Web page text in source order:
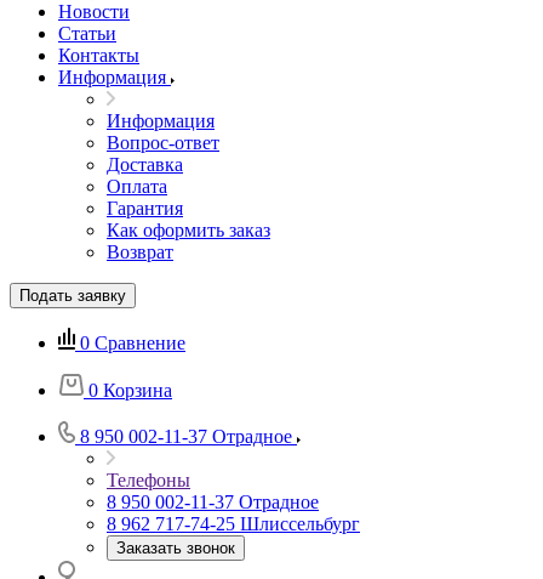
Новости
Статьи
Контакты
Информация
Информация
Вопрос-ответ
Доставка
Оплата
Гарантия
Как оформить заказ
Возврат
Подать заявку
0 Сравнение
0 Корзина
8 950 002-11-37 Отрадное
Телефоны
8 950 002-11-37 Отрадное
8 962 717-74-25 Шлиссельбург
Заказать звонок